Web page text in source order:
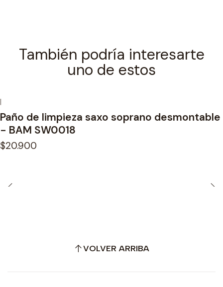
También podría interesarte
uno de estos
|
Paño de limpieza saxo soprano desmontable
- BAM SW0018
$20.900
VOLVER ARRIBA